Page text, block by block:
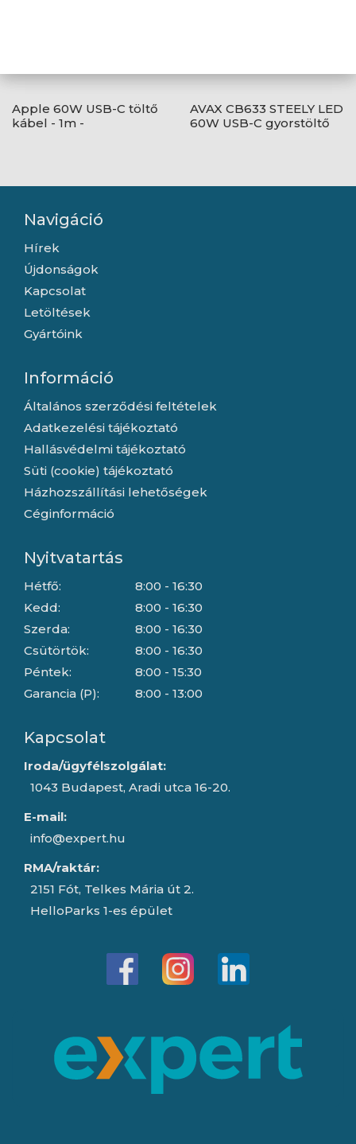
Apple 60W USB-C töltő
kábel - 1m -
AVAX CB633 STEELY LED
60W USB-C gyorstöltő
Navigáció
Hírek
Újdonságok
Kapcsolat
Letöltések
Gyártóink
Információ
Általános szerződési feltételek
Adatkezelési tájékoztató
Hallásvédelmi tájékoztató
Süti (cookie) tájékoztató
Házhozszállítási lehetőségek
Céginformáció
Nyitvatartás
Hétfő:
Kedd:
Szerda:
Csütörtök:
Péntek:
Garancia (P):
8:00 - 16:30
8:00 - 16:30
8:00 - 16:30
8:00 - 16:30
8:00 - 15:30
8:00 - 13:00
Kapcsolat
Iroda/ügyfélszolgálat:
1043 Budapest, Aradi utca 16-20.
E-mail:
info@expert.hu
RMA/raktár:
2151 Fót, Telkes Mária út 2.
HelloParks 1-es épület